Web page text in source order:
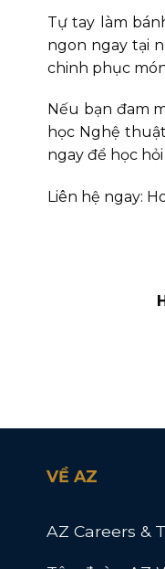
Tự tay làm
ngon ngay tại
chinh phục
Nếu bạn đam
học Nghệ
ngay để học
Liên hệ ngay:
VỀ AZ
AZ Careers &